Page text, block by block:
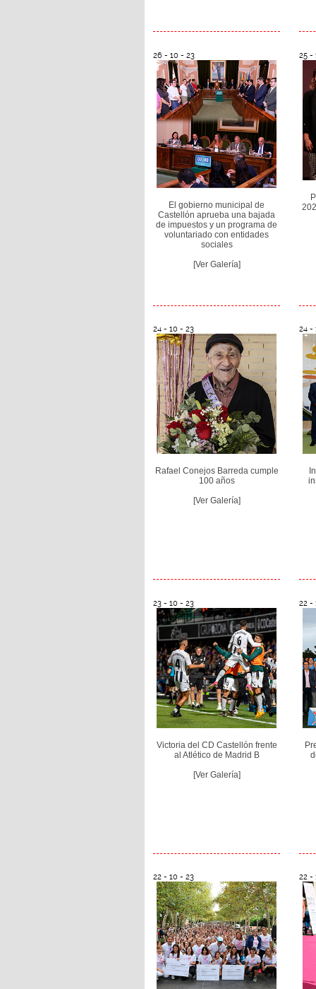
26 - 10 - 23
El gobierno municipal de
Castellón aprueba una bajada
de impuestos y un programa de
voluntariado con entidades
sociales
[Ver Galería]
25 -
24 - 10 - 23
Rafael Conejos Barreda cumple
100 años
[Ver Galería]
24 -
23 - 10 - 23
Victoria del CD Castellón frente
al Atlético de Madrid B
[Ver Galería]
22 -
22 - 10 - 23 22 -